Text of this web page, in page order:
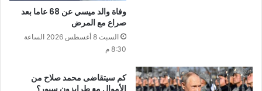
وفاة والد ميسي عن 68 عاما بعد
صراع مع المرض
السبت 8 أغسطس 2026 الساعة
8:30 م
كم سيتقاضى محمد صلاح من